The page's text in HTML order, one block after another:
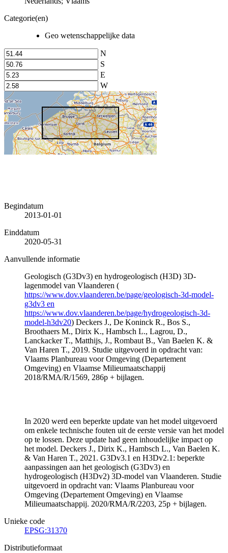
Categorie(en)
Geo wetenschappelijke data
N
S
E
W
Begindatum
2013-01-01
Einddatum
2020-05-31
Aanvullende informatie
Geologisch (G3Dv3) en hydrogeologisch (H3D) 3D-
lagenmodel van Vlaanderen (
https://www.dov.vlaanderen.be/page/geologisch-3d-model-
g3dv3 en
https://www.dov.vlaanderen.be/page/hydrogeologisch-3d-
model-h3dv20) Deckers J., De Koninck R., Bos S.,
Broothaers M., Dirix K., Hambsch L., Lagrou, D.,
Lanckacker T., Matthijs, J., Rombaut B., Van Baelen K. &
Van Haren T., 2019. Studie uitgevoerd in opdracht van:
Vlaams Planbureau voor Omgeving (Departement
Omgeving) en Vlaamse Milieumaatschappij
2018/RMA/R/1569, 286p + bijlagen.
In 2020 werd een beperkte update van het model uitgevoerd
om enkele technische fouten uit de eerste versie van het model
op te lossen. Deze update had geen inhoudelijke impact op
het model. Deckers J., Dirix K., Hambsch L., Van Baelen K.
& Van Haren T., 2021. G3Dv3.1 en H3Dv2.1: beperkte
aanpassingen aan het geologisch (G3Dv3) en
hydrogeologisch (H3Dv2) 3D-model van Vlaanderen. Studie
uitgevoerd in opdracht van: Vlaams Planbureau voor
Omgeving (Departement Omgeving) en Vlaamse
Milieumaatschappij. 2020/RMA/R/2203, 25p + bijlagen.
Unieke code
EPSG:31370
Distributieformaat